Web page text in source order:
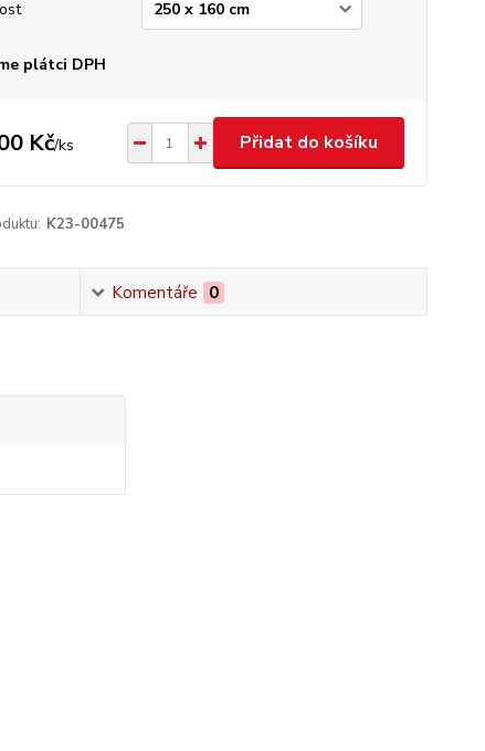
plátci DPH
Kč/ks Přidat do košíku
K23-00475
Komentáře 0